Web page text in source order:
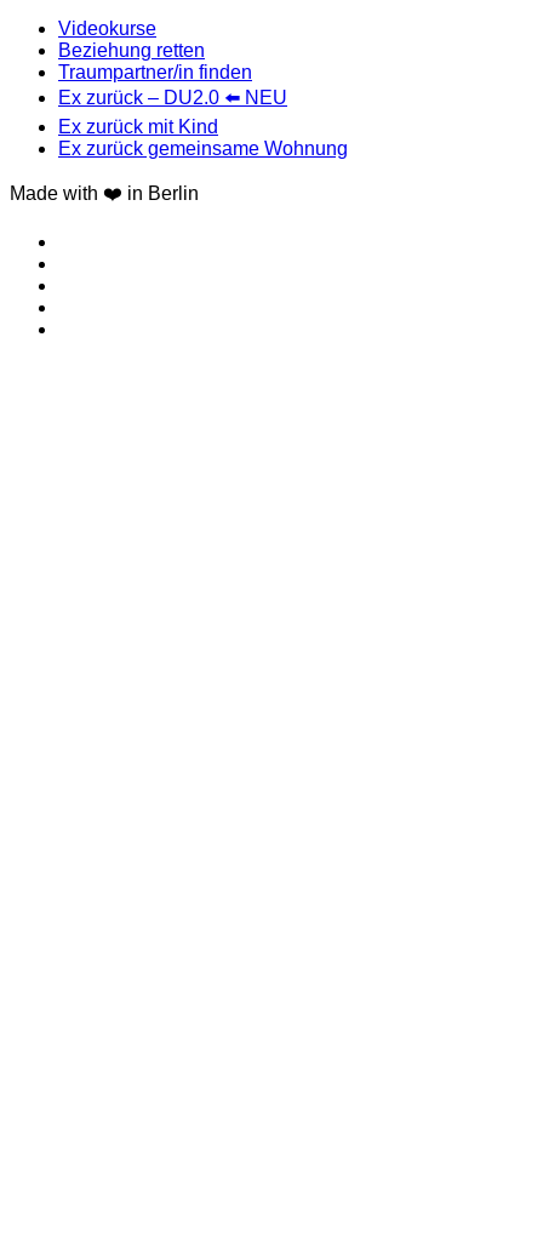
Videokurse
Beziehung retten
Traumpartner/in finden
Ex zurück – DU2.0 ⬅️ NEU
Ex zurück mit Kind
Ex zurück gemeinsame Wohnung
Made with ❤️ in Berlin